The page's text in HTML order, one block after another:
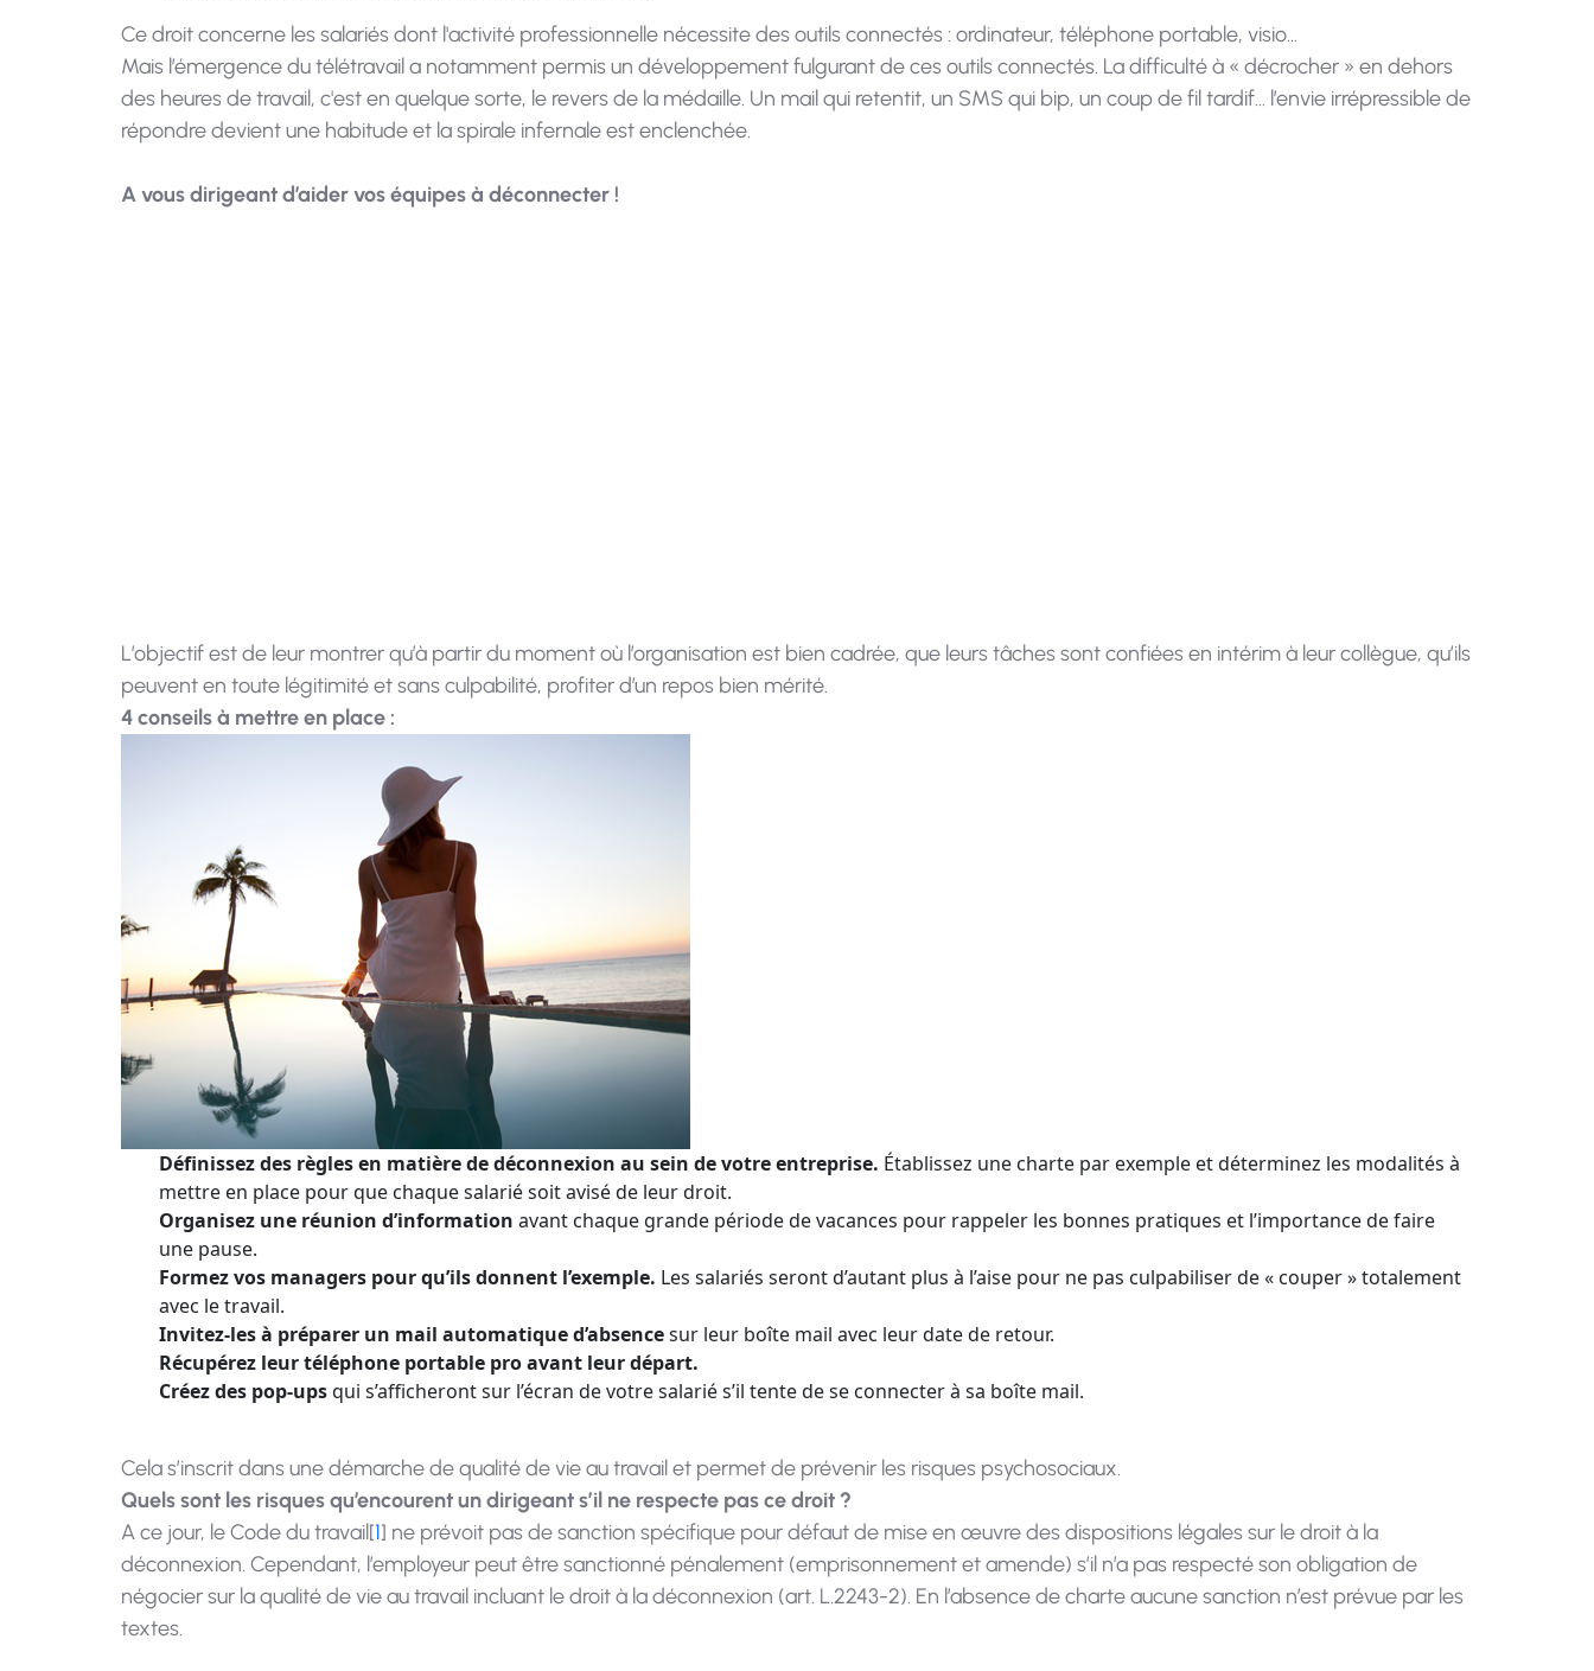
Ce droit concerne les salariés dont l'activité professionnelle nécessite des outils connectés : ordinateur, téléphone portable, visio…
Mais l’émergence du télétravail a notamment permis un développement fulgurant de ces outils connectés. La difficulté à « décrocher » en dehors
des heures de travail, c'est en quelque sorte, le revers de la médaille. Un mail qui retentit, un SMS qui bip, un coup de fil tardif… l’envie irrépressible de
répondre devient une habitude et la spirale infernale est enclenchée.
A vous dirigeant d’aider vos équipes à déconnecter !
L’objectif est de leur montrer qu’à partir du moment où l’organisation est bien cadrée, que leurs tâches sont confiées en intérim à leur collègue, qu’ils
peuvent en toute légitimité et sans culpabilité, profiter d’un repos bien mérité.
4 conseils à mettre en place :
Définissez des règles en matière de déconnexion au sein de votre entreprise. Établissez une charte par exemple et déterminez les modalités à
mettre en place pour que chaque salarié soit avisé de leur droit.
Organisez une réunion d’information avant chaque grande période de vacances pour rappeler les bonnes pratiques et l’importance de faire
une pause.
Formez vos managers pour qu’ils donnent l’exemple. Les salariés seront d’autant plus à l’aise pour ne pas culpabiliser de « couper » totalement
avec le travail.
Invitez-les à préparer un mail automatique d’absencesur leur boîte mail avec leur date de retour.
Récupérez leur téléphone portable pro avant leur départ.
Créez des pop-upsqui s’afficheront sur l’écran de votre salarié s’il tente de se connecter à sa boîte mail.
Cela s’inscrit dans une démarche de qualité de vie au travail et permet de prévenir les risques psychosociaux.
Quels sont les risques qu’encourent un dirigeant s’il ne respecte pas ce droit ?
A ce jour, le Code du travail[1] ne prévoit pas de sanction spécifique pour défaut de mise en œuvre des dispositions légales sur le droit à la
déconnexion. Cependant, l’employeur peut être sanctionné pénalement (emprisonnement et amende) s’il n’a pas respecté son obligation de
négocier sur la qualité de vie au travail incluant le droit à la déconnexion (art. L.2243-2). En l’absence de charte aucune sanction n’est prévue par les
textes.